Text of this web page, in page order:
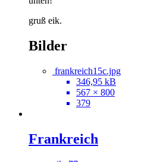
gruß eik.
Bilder
frankreich15c.jpg
346,95 kB
567 × 800
379
Frankreich